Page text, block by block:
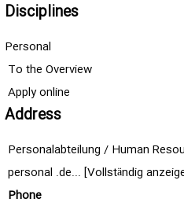
Disciplines
Personal
To the Overview
Apply online
Address
Personalabteilung / Human
personal .de... [Vollständig
Phone